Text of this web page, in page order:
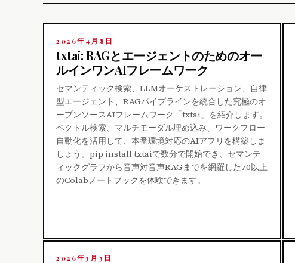
2026年4月8日
txtai: RAGとエージェントのためのオー
ルインワンAIフレームワーク
セマンティック検索、LLMオーケストレーション、自律
型エージェント、RAGパイプラインを統合した究極のオ
ープンソースAIフレームワーク「txtai」を紹介します。
ベクトル検索、マルチモーダル埋め込み、ワークフロー
自動化を活用して、本番環境対応のAIアプリを構築しま
しょう。pip install txtaiで数分で開始でき、セマンテ
ィックグラフから音声対音声RAGまでを網羅した70以上
のColabノートブックを体験できます。
2026年3月3日